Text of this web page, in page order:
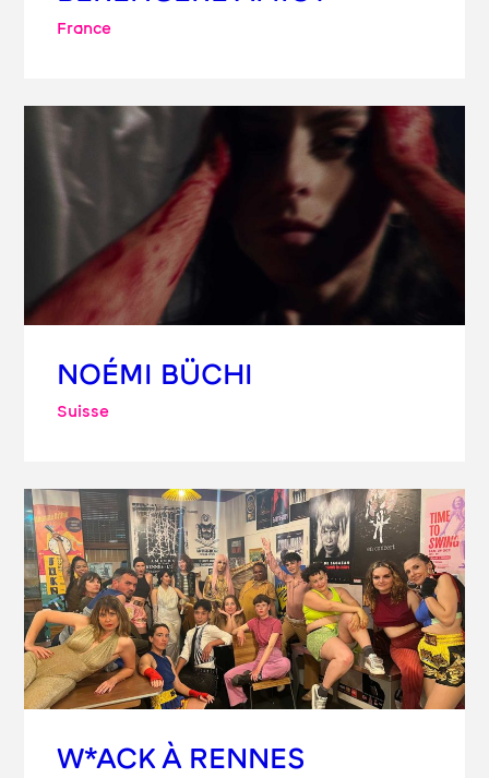
France
NOÉMI BÜCHI
Suisse
W*ACK À RENNES